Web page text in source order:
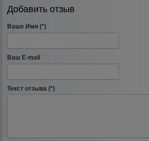
Добавить отзыв
Ваше Имя (*)
Ваш E-mail
Текст отзыва (*)